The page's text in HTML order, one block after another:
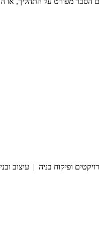
ופיקוח בניה | עיצוב